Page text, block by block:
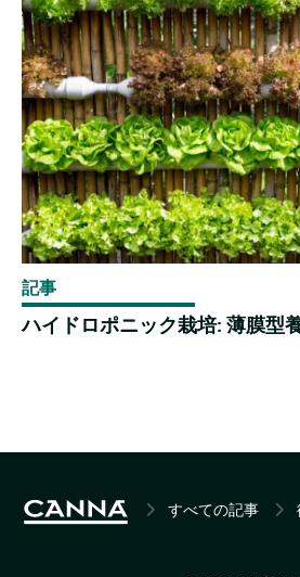
記事
ハイドロポニック栽培: 薄膜型
BREADCRUMBすべての記事